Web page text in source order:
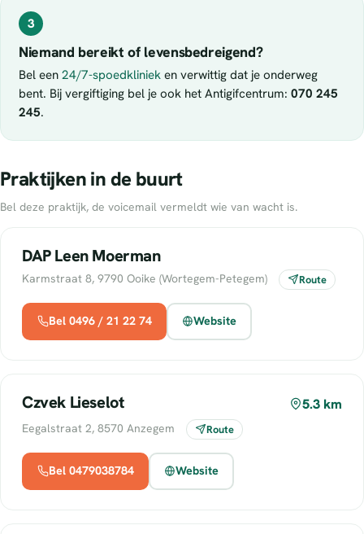
3
Niemand bereikt of levensbedreigend?
Bel een 24/7-spoedkliniek en verwittig dat je onderweg
bent. Bij vergiftiging bel je ook het Antigifcentrum: 070 245
245.
Praktijken in de buurt
Bel deze praktijk, de voicemail vermeldt wie van wacht is.
DAP Leen Moerman
Karmstraat 8, 9790 Ooike (Wortegem-Petegem) Route
Bel 0496 / 21 22 74 Website
Czvek Lieselot 5.3 km
Eegalstraat 2, 8570 Anzegem Route
Bel 0479038784 Website